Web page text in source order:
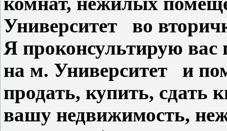
Университет во
Я проконсультирую
на м. Университет и
продать, купить, сдать
вашу недвижимость,